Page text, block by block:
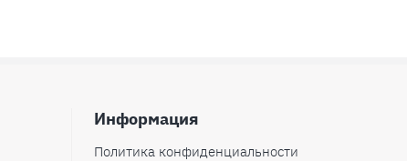
Информация
Политика конфиденциальности